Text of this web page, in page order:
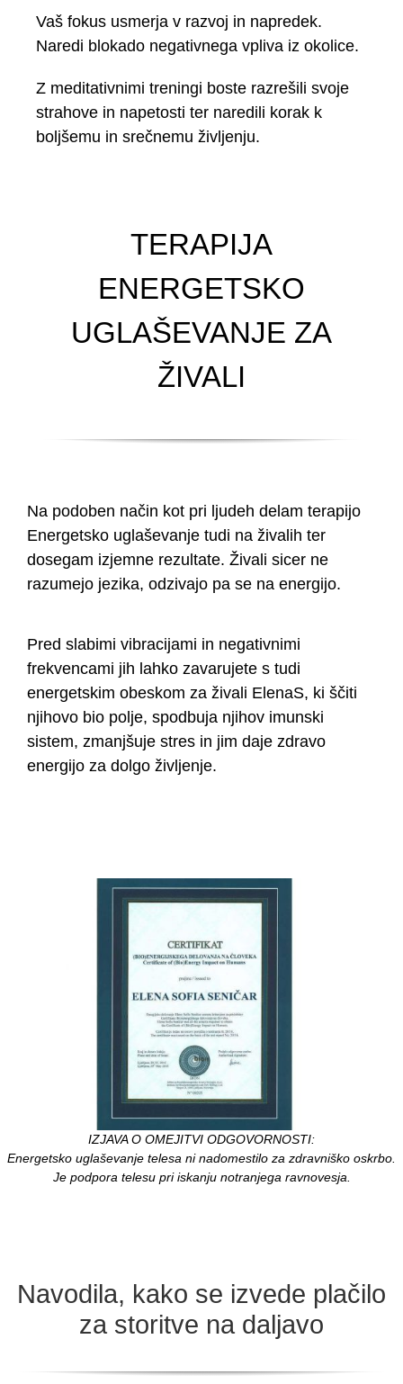
Vaš fokus usmerja v razvoj in napredek.
Naredi blokado negativnega vpliva iz okolice.
Z meditativnimi treningi boste razrešili svoje
strahove in napetosti ter naredili korak k
boljšemu in srečnemu življenju.
TERAPIJA
ENERGETSKO
UGLAŠEVANJE ZA
ŽIVALI
Na podoben način kot pri ljudeh delam terapijo
Energetsko uglaševanje tudi na živalih ter
dosegam izjemne rezultate. Živali sicer ne
razumejo jezika, odzivajo pa se na energijo.
Pred slabimi vibracijami in negativnimi
frekvencami jih lahko zavarujete s tudi
energetskim obeskom za živali ElenaS, ki ščiti
njihovo bio polje, spodbuja njihov imunski
sistem, zmanjšuje stres in jim daje zdravo
energijo za dolgo življenje.
IZJAVA O OMEJITVI ODGOVORNOSTI:
Energetsko uglaševanje telesa ni nadomestilo za zdravniško oskrbo.
Je podpora telesu pri iskanju notranjega ravnovesja.
Navodila, kako se izvede plačilo
za storitve na daljavo